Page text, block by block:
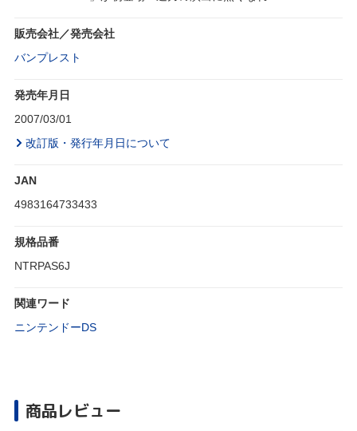
販売会社／発売会社
バンプレスト
発売年月日
2007/03/01
改訂版・発行年月日について
JAN
4983164733433
規格品番
NTRPAS6J
関連ワード
ニンテンドーDS
商品レビュー